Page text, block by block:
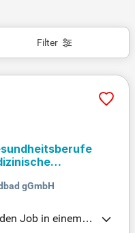
Filter
gGmbH
Job in einem m